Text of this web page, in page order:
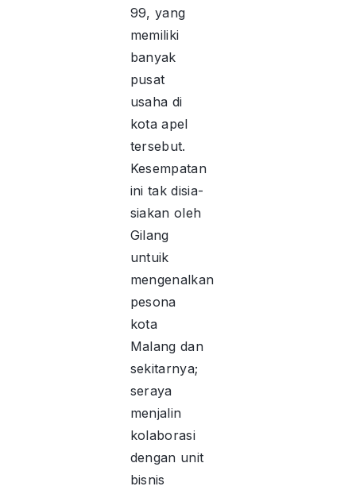
99, yang
memiliki
banyak
pusat
usaha di
kota apel
tersebut.
Kesempatan
ini tak disia-
siakan oleh
Gilang
untuik
mengenalkan
pesona
kota
Malang dan
sekitarnya;
seraya
menjalin
kolaborasi
dengan unit
bisnis